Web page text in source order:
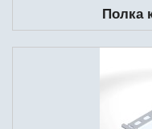
Полка